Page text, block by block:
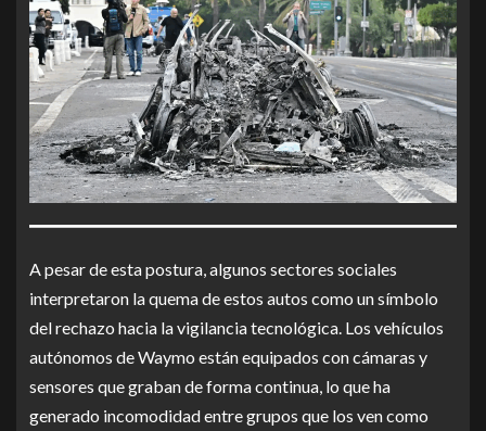
A pesar de esta postura, algunos sectores sociales
interpretaron la quema de estos autos como un símbolo
del rechazo hacia la vigilancia tecnológica. Los vehículos
autónomos de Waymo están equipados con cámaras y
sensores que graban de forma continua, lo que ha
generado incomodidad entre grupos que los ven como